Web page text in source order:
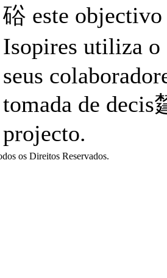
硲 este objectivo
Isopires utiliza o
seus
tomada de
projecto.
os Direitos Reservados.